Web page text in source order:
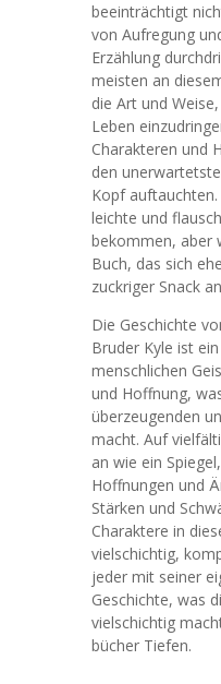
beeinträchtigt
von Aufregung
Erzählung
meisten an
die Art und
Leben
Charakteren und
den
Kopf
leichte und
bekommen, aber
Buch, das sich
zuckriger Snack
Die Geschichte
Bruder Kyle ist
menschlichen
und Hoffnung,
überzeugenden
macht. Auf
an wie ein
Hoffnungen und
Stärken und
Charaktere in
vielschichtig,
jeder mit seiner
Geschichte, was
vielschichtig
bücher Tiefen.